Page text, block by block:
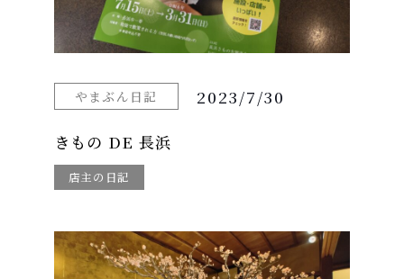
やまぶん日記 2023/7/30
きもの DE 長浜
店主の日記